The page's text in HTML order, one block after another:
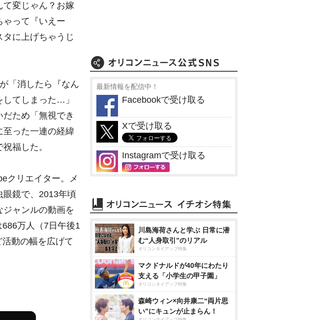
て変じゃん？お嫁
ゃって『いえー
に上げちゃうじ
「消したら『なん
てしまった…」
ため「無視でき
至った一連の経緯
福した。
クリエイター。メ
眼鏡で、2013年頃
ャンルの動画を
万人（7日午後1
動の幅を広げて
最新情報を配信中！
Facebookで受け取る
Xで受け取る
Instagramで受け取る
川島海荷さんと学ぶ 日常に潜
む“人身取引”のリアル
オリコンタイアップ特集
マクドナルドが40年にわたり
支える「小学生の甲子園」
オリコンタイアップ特集
森崎ウィン×向井康二“両片思
い”にキュンが止まらん！